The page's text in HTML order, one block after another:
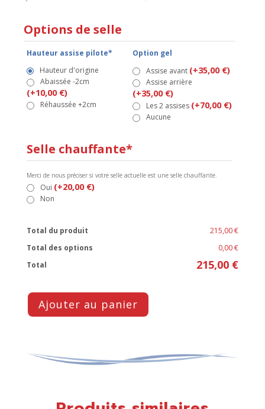
Selle chauffante*
Merci de nous préciser si votre selle actuelle est une selle chauffante.
Oui (+20,00 €)
Non
Options de selle
Hauteur assise pilote*
Hauteur d'origine
Abaissée -2cm
(+10,00 €)
Réhaussée +2cm
Option gel
Assise avant (+35,00 €)
Assise arrière
(+35,00 €)
Les 2 assises (+70,00 €)
Aucune
Total du produit
215,00 €
Total des options
0,00 €
Total
215,00 €
Ajouter au panier